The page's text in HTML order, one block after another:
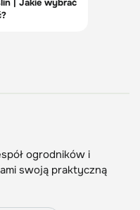
ogrodników i
swoją praktyczną